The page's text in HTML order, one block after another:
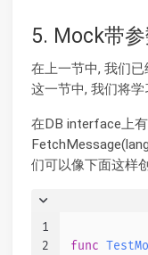
5. Mock带
在上一节中, 我们
这一节中, 我们将
在DB interface上
们可以像下面这样
1
2
func